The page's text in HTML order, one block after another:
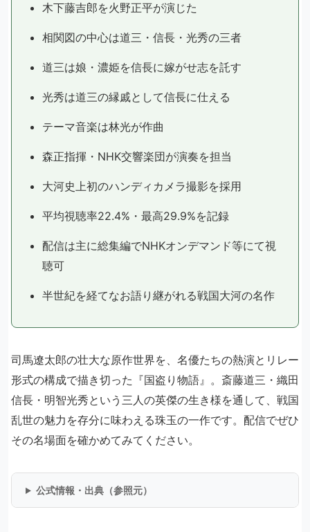
木下藤吉郎を火野正平が演じた
相関図の中心は道三・信長・光秀の三者
道三は娘・濃姫を信長に嫁がせ志を託す
光秀は道三の縁戚として信長に仕える
テーマ音楽は林光が作曲
森正指揮・NHK交響楽団が演奏を担当
大河史上初のハンディカメラ撮影を採用
平均視聴率22.4%・最高29.9%を記録
配信は主に総集編でNHKオンデマンド等にて視
聴可
半世紀を経てなお語り継がれる戦国大河の名作
司馬遼太郎の壮大な原作世界を、名優たちの熱演とリレー
形式の構成で描き切った『国盗り物語』。斎藤道三・織田
信長・明智光秀という三人の英傑の生き様を通して、戦国
乱世の魅力を存分に味わえる珠玉の一作です。配信でぜひ
その名場面を確かめてみてください。
公式情報・出典（参照元）